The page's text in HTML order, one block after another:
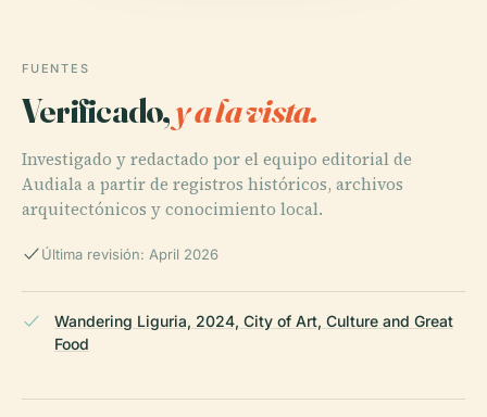
FUENTES
Verificado,y a la vista.
Investigado y redactado por el equipo editorial de
Audiala a partir de registros históricos, archivos
arquitectónicos y conocimiento local.
Última revisión: April 2026
Wandering Liguria, 2024, City of Art, Culture and Great
Food